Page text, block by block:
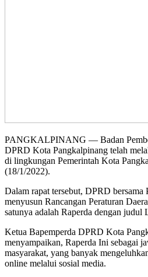
PANGKALPINANG — Badan
DPRD Kota Pangkalpinang telah
di lingkungan Pemerintah Kota
(18/1/2022).
Dalam rapat tersebut, DPRD bersama
menyusun Rancangan Peraturan
satunya adalah Raperda dengan judul
Ketua Bapemperda DPRD Kota
menyampaikan, Raperda Ini sebagai
masyarakat, yang banyak
online melalui sosial media.